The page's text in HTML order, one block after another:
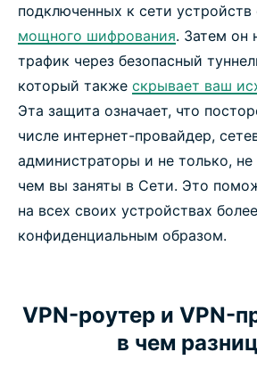
подключенных к сети
мощного шифрования. Затем он
трафик через безопасный
который также скрывает ваш
Эта защита означает, что
числе интернет-провайдер,
администраторы и не только, не
чем вы заняты в Сети. Это
на всех своих устройствах
конфиденциальным образом.
VPN-роутер и VPN-
в чем